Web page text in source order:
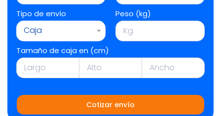
Tipo de envío
Caja
Peso (kg)
Tamaño de caja en (cm)
Cotizar envío